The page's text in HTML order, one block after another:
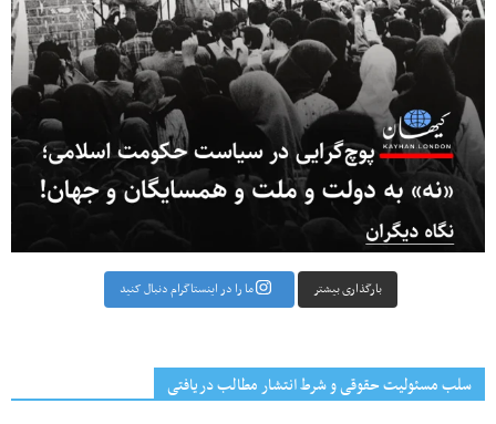
بارگذاری بیشتر ما را در اینستاگرام دنبال کنید
سلب مسئولیت حقوقی و شرط انتشار مطالب دریافتی